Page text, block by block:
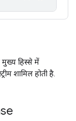
हिस्से में
शामिल होती है.